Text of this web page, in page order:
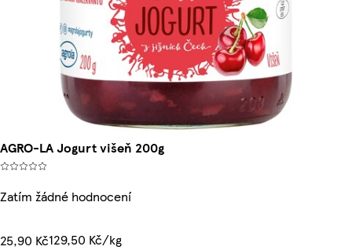
AGRO-LA Jogurt višeň 200g
Zatím žádné hodnocení
25,90 Kč129,50 Kč/kg